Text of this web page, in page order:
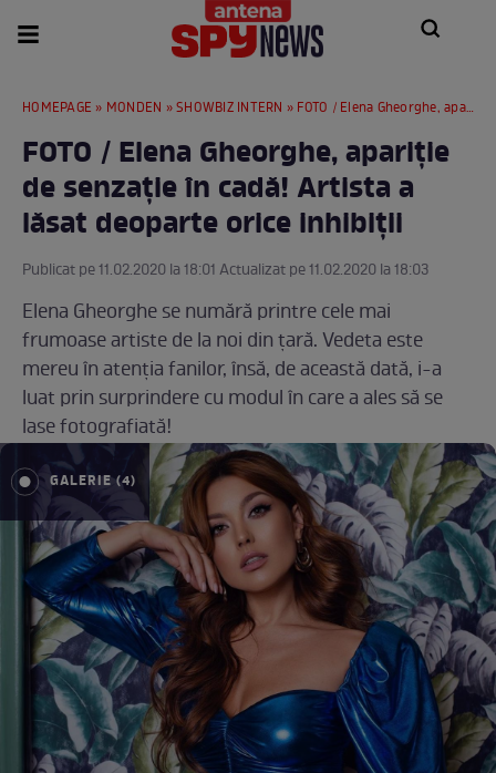
HOMEPAGE » MONDEN »SHOWBIZ INTERN » FOTO / Elena Gheorghe, apariţie de senzaţie în cadă! Artista a lăsat deoparte orice inhibiţii
FOTO / Elena Gheorghe, apariţie
de senzaţie în cadă! Artista a
lăsat deoparte orice inhibiţii
Publicat pe 11.02.2020 la 18:01 Actualizat pe 11.02.2020 la 18:03
Elena Gheorghe se numără printre cele mai
frumoase artiste de la noi din ţară. Vedeta este
mereu în atenţia fanilor, însă, de această dată, i-a
luat prin surprindere cu modul în care a ales să se
lase fotografiată!
GALERIE (4)